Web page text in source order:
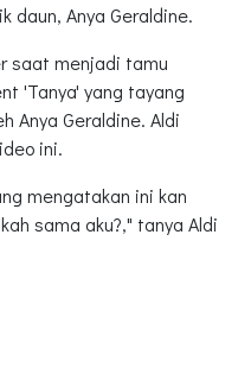
daun, Anya Geraldine.
saat menjadi tamu
'Tanya' yang tayang
Anya Geraldine. Aldi
ini.
mengatakan ini kan
sama aku?," tanya Aldi